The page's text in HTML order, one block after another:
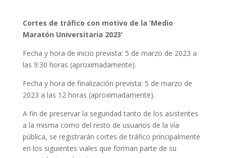
Cortes de tráfico con motivo de la ‘Medio
Maratón Universitaria 2023’
Fecha y hora de inicio prevista: 5 de marzo de 2023 a
las 9:30 horas (aproximadamente).
Fecha y hora de finalización prevista: 5 de marzo de
2023 a las 12 horas (aproximadamente).
A fin de preservar la seguridad tanto de los asistentes
a la misma como del resto de usuarios de la vía
pública, se registrarán cortes de tráfico principalmente
en los siguientes viales que forman parte de su